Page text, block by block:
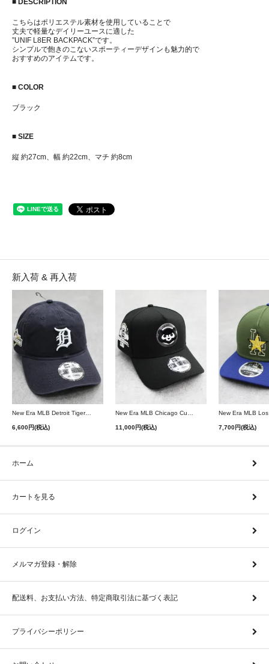
■ DESCRIPTION
こちらはポリエステル素材を使用していることで
丈夫で軽量なデイリーユースに適した
”UNIF L8ER BACKPACK”です。
シンプルで飽きのこないスポーティーデザインも魅力的で
おすすめのアイテムです。
■ COLOR
ブラック
■ SIZE
縦 約27cm、幅 約22cm、マチ 約8cm
新入荷 & 再入荷
New Era MLB Detroit Tigers Postseason 9Twenty Strapback Cap - Navy
6,600円(税込) 11,000円(税込) 7,700円(税込)
ホーム
カートを見る
ログイン
メルマガ登録・解除
配送料、お支払い方法、特定商取引法に基づく表記
プライバシーポリシー